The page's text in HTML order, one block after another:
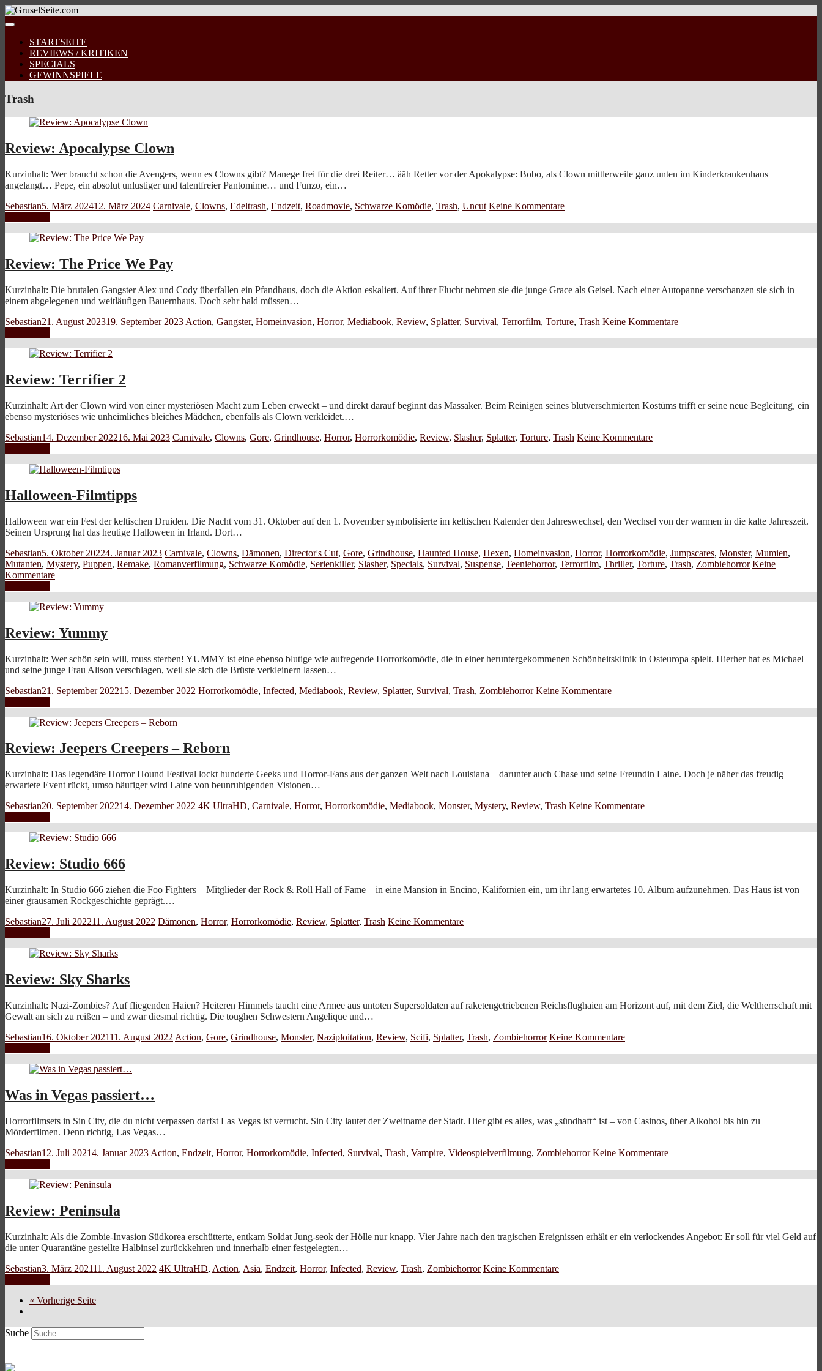
STARTSEITE
REVIEWS / KRITIKEN
SPECIALS
GEWINNSPIELE
Trash
Review: Apocalypse Clown
Kurzinhalt: Wer braucht schon die Avengers, wenn es Clowns gibt? Manege frei für die drei Reiter… ääh Retter vor der Apokalypse: Bobo, als Clown mittlerweile ganz unten im Kinderkrankenhaus
angelangt… Pepe, ein absolut unlustiger und talentfreier Pantomime… und Funzo, ein…
Sebastian5. März 202412. März 2024 Carnivale, Clowns, Edeltrash, Endzeit, Roadmovie, Schwarze Komödie, Trash, Uncut Keine Kommentare
Review: The Price We Pay
Kurzinhalt: Die brutalen Gangster Alex und Cody überfallen ein Pfandhaus, doch die Aktion eskaliert. Auf ihrer Flucht nehmen sie die junge Grace als Geisel. Nach einer Autopanne verschanzen sie sich in
einem abgelegenen und weitläufigen Bauernhaus. Doch sehr bald müssen…
Sebastian21. August 202319. September 2023 Action, Gangster, Homeinvasion, Horror, Mediabook, Review, Splatter, Survival, Terrorfilm, Torture, Trash Keine Kommentare
Review: Terrifier 2
Kurzinhalt: Art der Clown wird von einer mysteriösen Macht zum Leben erweckt – und direkt darauf beginnt das Massaker. Beim Reinigen seines blutverschmierten Kostüms trifft er seine neue Begleitung, ein
ebenso mysteriöses wie unheimliches bleiches Mädchen, ebenfalls als Clown verkleidet.…
Sebastian14. Dezember 202216. Mai 2023 Carnivale, Clowns, Gore, Grindhouse, Horror, Horrorkomödie, Review, Slasher, Splatter, Torture, Trash Keine Kommentare
Halloween-Filmtipps
Halloween war ein Fest der keltischen Druiden. Die Nacht vom 31. Oktober auf den 1. November symbolisierte im keltischen Kalender den Jahreswechsel, den Wechsel von der warmen in die kalte Jahreszeit.
Seinen Ursprung hat das heutige Halloween in Irland. Dort…
Sebastian5. Oktober 20224. Januar 2023 Carnivale, Clowns, Dämonen, Director's Cut, Gore, Grindhouse, Haunted House, Hexen, Homeinvasion, Horror, Horrorkomödie, Jumpscares, Monster, Mumien,
Mutanten, Mystery, Puppen, Remake, Romanverfilmung, Schwarze Komödie, Serienkiller, Slasher, Specials, Survival, Suspense, Teeniehorror, Terrorfilm, Thriller, Torture, Trash, Zombiehorror Keine
Kommentare
Review: Yummy
Kurzinhalt: Wer schön sein will, muss sterben! YUMMY ist eine ebenso blutige wie aufregende Horrorkomödie, die in einer heruntergekommenen Schönheitsklinik in Osteuropa spielt. Hierher hat es Michael
und seine junge Frau Alison verschlagen, weil sie sich die Brüste verkleinern lassen…
Sebastian21. September 202215. Dezember 2022 Horrorkomödie, Infected, Mediabook, Review, Splatter, Survival, Trash, Zombiehorror Keine Kommentare
Review: Jeepers Creepers – Reborn
Kurzinhalt: Das legendäre Horror Hound Festival lockt hunderte Geeks und Horror-Fans aus der ganzen Welt nach Louisiana – darunter auch Chase und seine Freundin Laine. Doch je näher das freudig
erwartete Event rückt, umso häufiger wird Laine von beunruhigenden Visionen…
Sebastian20. September 202214. Dezember 2022 4K UltraHD, Carnivale, Horror, Horrorkomödie, Mediabook, Monster, Mystery, Review, Trash Keine Kommentare
Review: Studio 666
Kurzinhalt: In Studio 666 ziehen die Foo Fighters – Mitglieder der Rock & Roll Hall of Fame – in eine Mansion in Encino, Kalifornien ein, um ihr lang erwartetes 10. Album aufzunehmen. Das Haus ist von
einer grausamen Rockgeschichte geprägt.…
Sebastian27. Juli 202211. August 2022 Dämonen, Horror, Horrorkomödie, Review, Splatter, Trash Keine Kommentare
Review: Sky Sharks
Kurzinhalt: Nazi-Zombies? Auf fliegenden Haien? Heiteren Himmels taucht eine Armee aus untoten Supersoldaten auf raketengetriebenen Reichsflughaien am Horizont auf, mit dem Ziel, die Weltherrschaft mit
Gewalt an sich zu reißen – und zwar diesmal richtig. Die toughen Schwestern Angelique und…
Sebastian16. Oktober 202111. August 2022 Action, Gore, Grindhouse, Monster, Naziploitation, Review, Scifi, Splatter, Trash, Zombiehorror Keine Kommentare
Was in Vegas passiert…
Horrorfilmsets in Sin City, die du nicht verpassen darfst Las Vegas ist verrucht. Sin City lautet der Zweitname der Stadt. Hier gibt es alles, was „sündhaft“ ist – von Casinos, über Alkohol bis hin zu
Mörderfilmen. Denn richtig, Las Vegas…
Sebastian12. Juli 20214. Januar 2023 Action, Endzeit, Horror, Horrorkomödie, Infected, Survival, Trash, Vampire, Videospielverfilmung, Zombiehorror Keine Kommentare
Review: Peninsula
Kurzinhalt: Als die Zombie-Invasion Südkorea erschütterte, entkam Soldat Jung-seok der Hölle nur knapp. Vier Jahre nach den tragischen Ereignissen erhält er ein verlockendes Angebot: Er soll für viel Geld auf
die unter Quarantäne gestellte Halbinsel zurückkehren und innerhalb einer festgelegten…
Sebastian3. März 202111. August 2022 4K UltraHD, Action, Asia, Endzeit, Horror, Infected, Review, Trash, Zombiehorror Keine Kommentare
« Vorherige Seite
Suche